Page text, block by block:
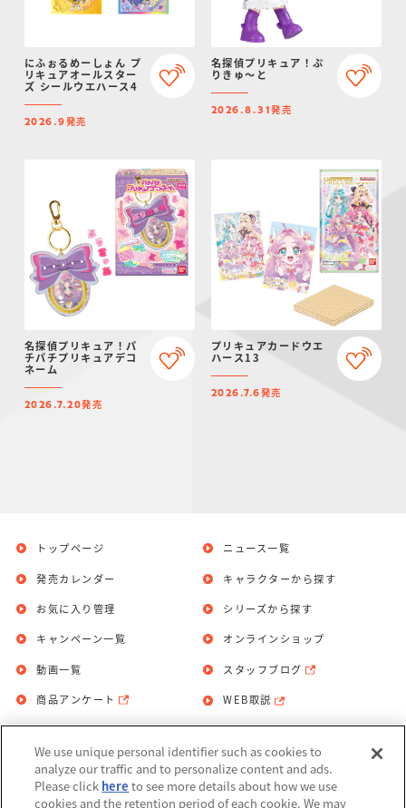
にふぉるめーしょん プ
リキュアオールスター
ズ シールウエハース4
2026.9発売
名探偵プリキュア！ぷ
りきゅ～と
2026.8.31発売
名探偵プリキュア！パ
チパチプリキュアデコ
ネーム
2026.7.20発売
プリキュアカードウエ
ハース13
2026.7.6発売
トップページ
発売カレンダー
お気に入り管理
ニュース一覧
キャラクターから探す
シリーズから探す
キャンペーン一覧
動画一覧
商品アンケート
オンラインショップ
スタッフブログ
WEB取説
お問い合わせ 個人情報保護方針
利用規約
We use unique personal identifier such as cookies to
analyze our traffic and to personalize content and ads.
Please click here to see more details about how we use
cookies and the retention period of each cookie. We may